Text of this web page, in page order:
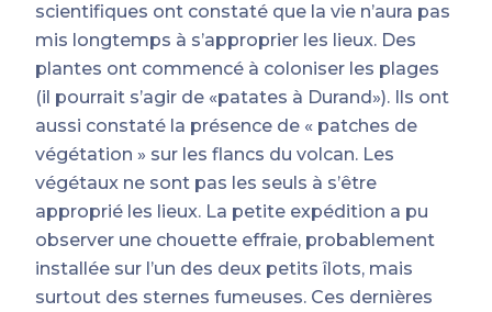
scientifiques ont constaté que la vie n’aura pas
mis longtemps à s’approprier les lieux. Des
plantes ont commencé à coloniser les plages
(il pourrait s’agir de «patates à Durand»). Ils ont
aussi constaté la présence de « patches de
végétation » sur les flancs du volcan. Les
végétaux ne sont pas les seuls à s’être
approprié les lieux. La petite expédition a pu
observer une chouette effraie, probablement
installée sur l’un des deux petits îlots, mais
surtout des sternes fumeuses. Ces dernières